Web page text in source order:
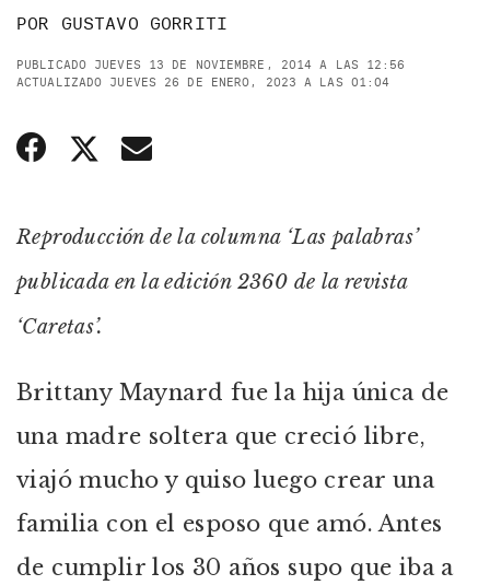
POR GUSTAVO GORRITI
PUBLICADO JUEVES 13 DE NOVIEMBRE, 2014 A LAS 12:56
ACTUALIZADO JUEVES 26 DE ENERO, 2023 A LAS 01:04
Reproducción de la columna ‘Las palabras’
publicada en la edición 2360 de la revista
‘Caretas’.
Brittany Maynard fue la hija única de
una madre soltera que creció libre,
viajó mucho y quiso luego crear una
familia con el esposo que amó. Antes
de cumplir los 30 años supo que iba a